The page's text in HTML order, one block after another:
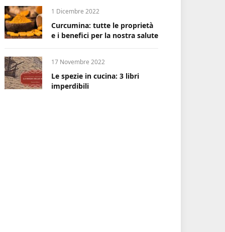
1 Dicembre 2022
Curcumina: tutte le proprietà
e i benefici per la nostra salute
17 Novembre 2022
Le spezie in cucina: 3 libri
imperdibili